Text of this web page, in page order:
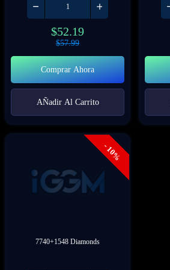
$52.19
$57.99
Comprar Ahora
AÑadir Al Carrito
- 10%
7740+1548 Diamonds